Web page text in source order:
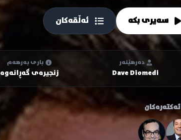
سەیری بکە ئەڵقەکان
دەرهێنەر
Dave Diomedi
باری بەرهەم
زنجیرەی گەڕانەوە
ئەکتەرەکان